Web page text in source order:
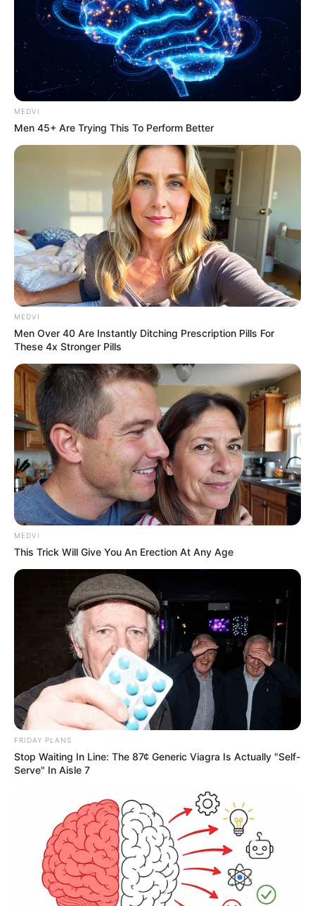
MEDVI
Men 45+ Are Trying This To Perform Better
MEDVI
Men Over 40 Are Instantly Ditching Prescription Pills For
These 4x Stronger Pills
MEDVI
This Trick Will Give You An Erection At Any Age
FRIDAY PLANS
Stop Waiting In Line: The 87¢ Generic Viagra Is Actually "Self-
Serve" In Aisle 7